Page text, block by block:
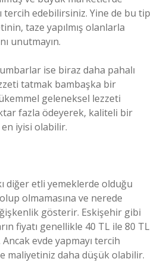
tercih edebilirsiniz. Yine de bu tip
taze yapılmış olanlarla
unutmayın.
ise biraz daha pahalı
tatmak bambaşka bir
geleneksel lezzeti
fazla ödeyerek, kaliteli bir
en iyisi olabilir.
diğer etli yemeklerde olduğu
olmamasına ve nerede
gösterir. Eskişehir gibi
fiyatı genellikle 40 TL ile 80 TL
evde yapmayı tercih
maliyetiniz daha düşük olabilir.